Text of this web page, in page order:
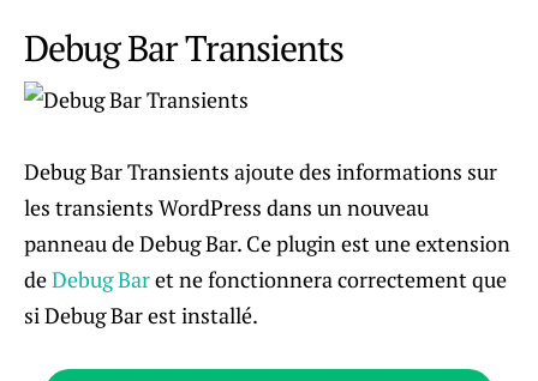
Debug Bar Transients
Debug Bar Transients ajoute des informations sur
les transients WordPress dans un nouveau
panneau de Debug Bar. Ce plugin est une extension
deDebug Baret ne fonctionnera correctement que
si Debug Bar est installé.